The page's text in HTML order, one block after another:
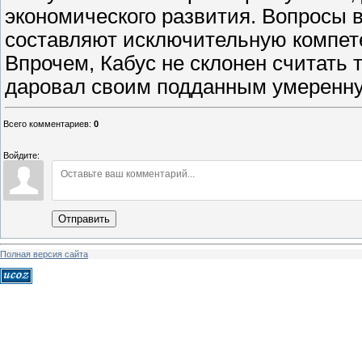
экономического развития.
составляют исключительную
Впрочем, Кабус не склонен
даровал своим подданным
Всего комментариев: 0
Войдите:
Отправить
Полная версия сайта